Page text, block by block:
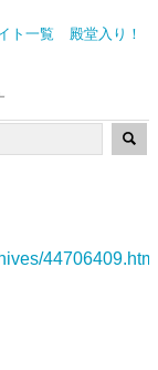
ト一覧 殿堂入り！